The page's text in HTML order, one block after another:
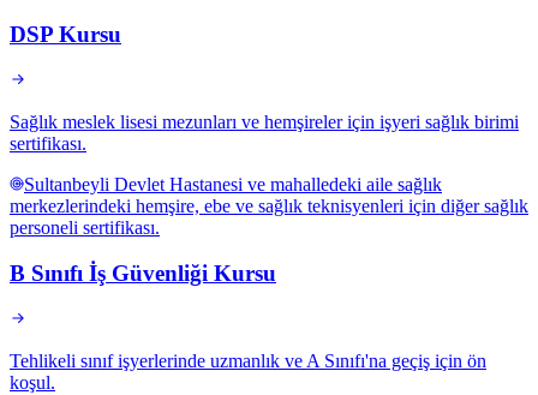
DSP Kursu
Sağlık meslek lisesi mezunları ve hemşireler için işyeri sağlık birimi
sertifikası.
Sultanbeyli Devlet Hastanesi ve mahalledeki aile sağlık
merkezlerindeki hemşire, ebe ve sağlık teknisyenleri için diğer sağlık
personeli sertifikası.
B Sınıfı İş Güvenliği Kursu
Tehlikeli sınıf işyerlerinde uzmanlık ve A Sınıfı'na geçiş için ön
koşul.